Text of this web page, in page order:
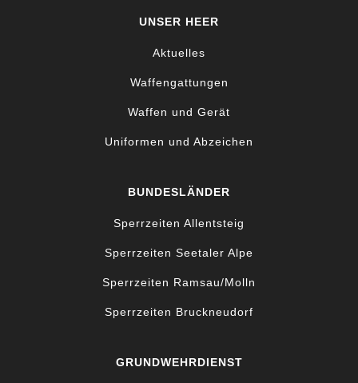
UNSER HEER
Aktuelles
Waffengattungen
Waffen und Gerät
Uniformen und Abzeichen
BUNDESLÄNDER
Sperrzeiten Allentsteig
Sperrzeiten Seetaler Alpe
Sperrzeiten Ramsau/Molln
Sperrzeiten Bruckneudorf
GRUNDWEHRDIENST